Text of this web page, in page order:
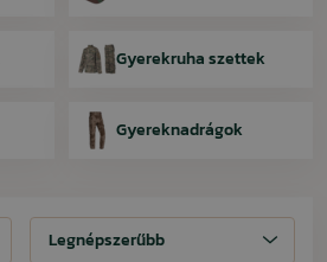
Gyerekruha szettek
Gyereknadrágok
Legnépszerűbb